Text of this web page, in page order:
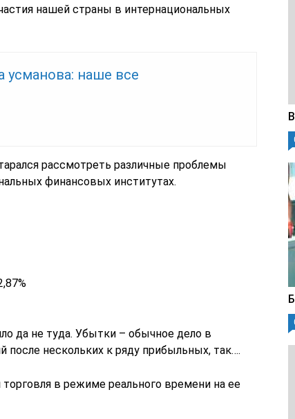
нашей страны в интернациональных
усманова: наше все
рассмотреть различные проблемы
финансовых институтах.
да не туда. Убытки – обычное дело в
нескольких к ряду прибыльных, так….
в режиме реального времени на ее